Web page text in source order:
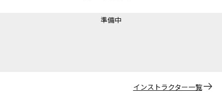
準備中
インストラクター一覧